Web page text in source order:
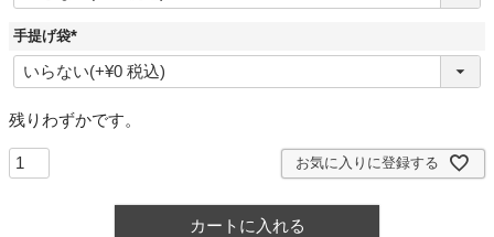
須
手提げ袋
(
必
須
残りわずかです。
お気に入りに登録する
カートに入れる